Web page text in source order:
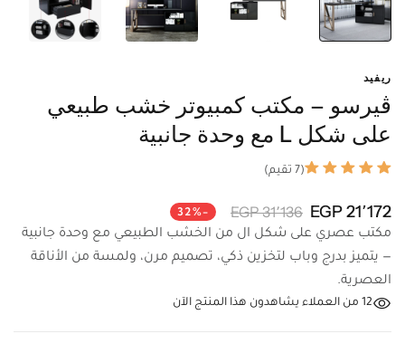
ريفيد
ڤيرسو – مكتب كمبيوتر خشب طبيعي
على شكل L مع وحدة جانبية
(7 تقيم)
21٬172 EGP 31٬136 EGP -32%
مكتب عصري على شكل ال من الخشب الطبيعي مع وحدة جانبية
— يتميز بدرج وباب لتخزين ذكي، تصميم مرن، ولمسة من الأناقة
العصرية.
12 من العملاء يشاهدون هذا المنتج الآن